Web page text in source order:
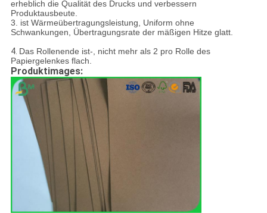
erheblich die Qualität des Drucks und verbessern
Produktausbeute.
3. ist Wärmeübertragungsleistung, Uniform ohne
Schwankungen, Übertragungsrate der mäßigen Hitze glatt.
4. Das Rollenende ist-, nicht mehr als 2 pro Rolle des
Papiergelenkes flach.
Produktimages: